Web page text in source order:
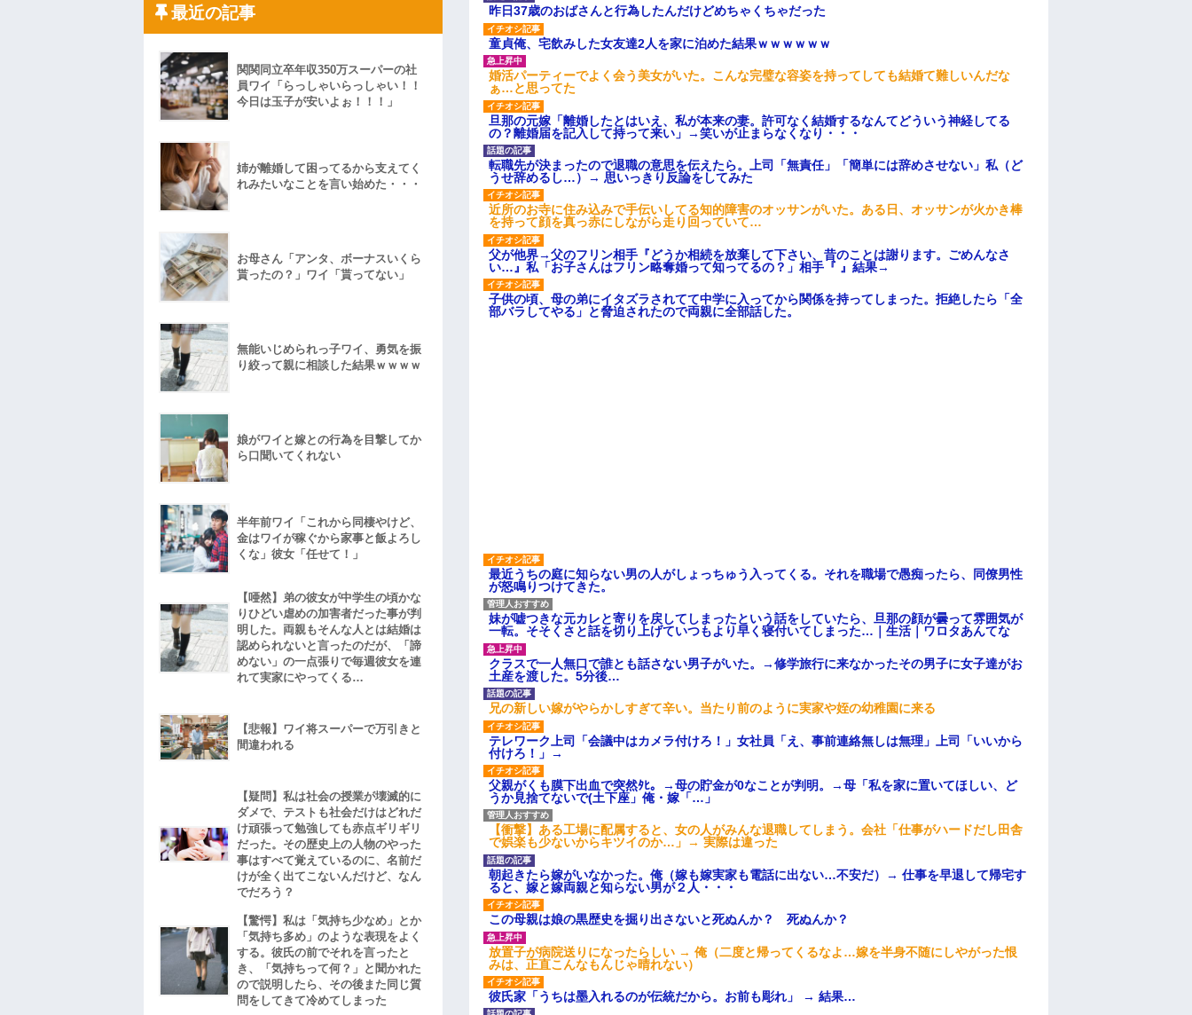
昨日37歳のおばさんと行為したんだけどめちゃくちゃだった
童貞俺、宅飲みした女友達2人を家に泊めた結果ｗｗｗｗｗｗ
婚活パーティーでよく会う美女がいた。こんな完璧な容姿を持ってしても結婚て難しいんだな
ぁ…と思ってた
旦那の元嫁「離婚したとはいえ、私が本来の妻。許可なく結婚するなんてどういう神経してる
の？離婚届を記入して持って来い」→笑いが止まらなくなり・・・
転職先が決まったので退職の意思を伝えたら。上司「無責任」「簡単には辞めさせない」私（ど
うせ辞めるし…）→ 思いっきり反論をしてみた
近所のお寺に住み込みで手伝いしてる知的障害のオッサンがいた。ある日、オッサンが火かき棒
を持って顔を真っ赤にしながら走り回っていて…
父が他界→父のフリン相手『どうか相続を放棄して下さい、昔のことは謝ります。ごめんなさ
い…』私「お子さんはフリン略奪婚って知ってるの？」相手『 』結果→
子供の頃、母の弟にイタズラされてて中学に入ってから関係を持ってしまった。拒絶したら「全
部バラしてやる」と脅迫されたので両親に全部話した。
最近うちの庭に知らない男の人がしょっちゅう入ってくる。それを職場で愚痴ったら、同僚男性
が怒鳴りつけてきた。
妹が嘘つきな元カレと寄りを戻してしまったという話をしていたら、旦那の顔が曇って雰囲気が
一転。そそくさと話を切り上げていつもより早く寝付いてしまった…｜生活｜ワロタあんてな
クラスで一人無口で誰とも話さない男子がいた。→修学旅行に来なかったその男子に女子達がお
土産を渡した。5分後…
兄の新しい嫁がやらかしすぎて辛い。当たり前のように実家や姪の幼稚園に来る
テレワーク上司「会議中はカメラ付けろ！」女社員「え、事前連絡無しは無理」上司「いいから
付けろ！」→
父親がくも膜下出血で突然ﾀﾋ。→母の貯金が0なことが判明。→母「私を家に置いてほしい、ど
うか見捨てないで(土下座」俺・嫁「…」
【衝撃】ある工場に配属すると、女の人がみんな退職してしまう。会社「仕事がハードだし田舎
で娯楽も少ないからキツイのか…」→ 実際は違った
朝起きたら嫁がいなかった。俺（嫁も嫁実家も電話に出ない…不安だ）→ 仕事を早退して帰宅す
ると、嫁と嫁両親と知らない男が２人・・・
この母親は娘の黒歴史を掘り出さないと死ぬんか？ 死ぬんか？
放置子が病院送りになったらしい → 俺（二度と帰ってくるなよ…嫁を半身不随にしやがった恨
みは、正直こんなもんじゃ晴れない）
彼氏家「うちは墨入れるのが伝統だから。お前も彫れ」 → 結果…
最近の記事
関関同立卒年収350万スーパーの社
員ワイ「らっしゃいらっしゃい！！
今日は玉子が安いよぉ！！！」
姉が離婚して困ってるから支えてく
れみたいなことを言い始めた・・・
お母さん「アンタ、ボーナスいくら
貰ったの？」ワイ「貰ってない」
無能いじめられっ子ワイ、勇気を振
り絞って親に相談した結果ｗｗｗｗ
娘がワイと嫁との行為を目撃してか
ら口聞いてくれない
半年前ワイ「これから同棲やけど、
金はワイが稼ぐから家事と飯よろし
くな」彼女「任せて！」
【唖然】弟の彼女が中学生の頃かな
りひどい虐めの加害者だった事が判
明した。両親もそんな人とは結婚は
認められないと言ったのだが、「諦
めない」の一点張りで毎週彼女を連
れて実家にやってくる…
【悲報】ワイ将スーパーで万引きと
間違われる
【疑問】私は社会の授業が壊滅的に
ダメで、テストも社会だけはどれだ
け頑張って勉強しても赤点ギリギリ
だった。その歴史上の人物のやった
事はすべて覚えているのに、名前だ
けが全く出てこないんだけど、なん
でだろう？
【驚愕】私は「気持ち少なめ」とか
「気持ち多め」のような表現をよく
する。彼氏の前でそれを言ったと
き、「気持ちって何？」と聞かれた
ので説明したら、その後また同じ質
問をしてきて冷めてしまった